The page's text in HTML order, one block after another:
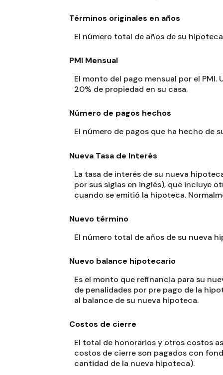
Términos originales en años
El número total de años de su
PMI Mensual
El monto del pago mensual por el
20% de propiedad en su casa.
Número de pagos hechos
El número de pagos que ha hecho de
Nueva Tasa de Interés
La tasa de interés de su nueva
por sus siglas en inglés), que incluye
cuando se emitió la hipoteca.
Nuevo término
El número total de años de su nueva
Nuevo balance hipotecario
Es el monto que refinancia para su
de penalidades por pre pago de la
al balance de su nueva hipoteca.
Costos de cierre
El total de honorarios y otros costos
costos de cierre son pagados con
cantidad de la nueva hipoteca).